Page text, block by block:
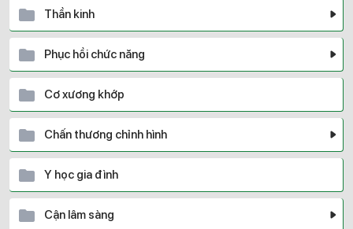
Thần kinh
Phục hồi chức năng
Cơ xương khớp
Chấn thương chỉnh hình
Y học gia đình
Cận lâm sàng